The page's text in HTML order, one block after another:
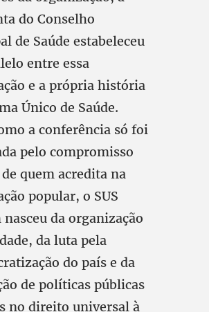
do Conselho
de Saúde estabeleceu
entre essa
e a própria história
Único de Saúde.
a conferência só foi
pelo compromisso
quem acredita na
popular, o SUS
da organização
da luta pela
do país e da
de políticas públicas
no direito universal à